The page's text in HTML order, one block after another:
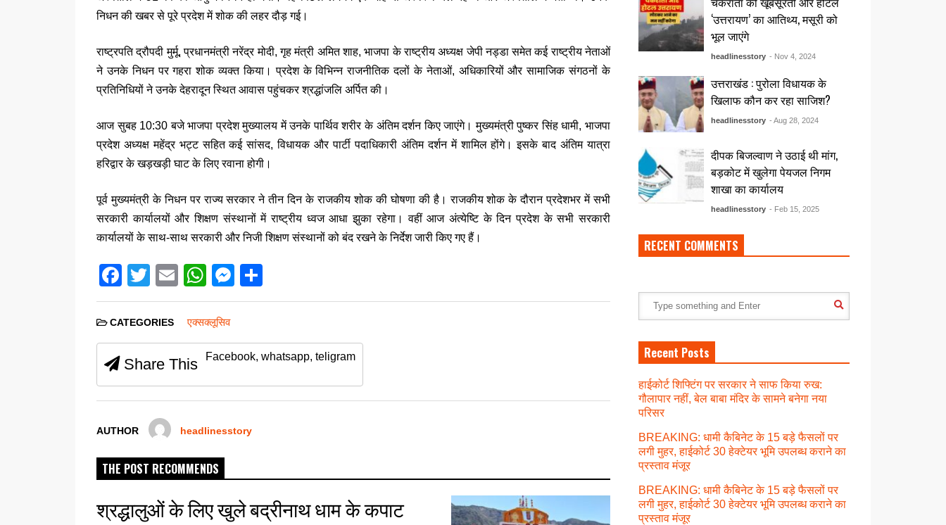
निधन की खबर से पूरे प्रदेश में शोक की लहर दौड़ गई।
राष्ट्रपतिद्रौपदी मुर्मू, प्रधानमंत्रीनरेंद्र मोदी, गृह मंत्री अमित शाह, भाजपा के राष्ट्रीय अध्यक्षजेपी नड्डासमेत कई राष्ट्रीय नेताओं
ने उनके निधन पर गहरा शोक व्यक्त किया। प्रदेश के विभिन्न राजनीतिक दलों के नेताओं, अधिकारियों और सामाजिक संगठनों के
प्रतिनिधियों ने उनके देहरादून स्थित आवास पहुंचकर श्रद्धांजलि अर्पित की।
आज सुबह 10:30 बजे भाजपा प्रदेश मुख्यालय में उनके पार्थिव शरीर के अंतिम दर्शन किए जाएंगे। मुख्यमंत्रीपुष्कर सिंह धामी, भाजपा
प्रदेश अध्यक्षमहेंद्र भट्टसहित कई सांसद, विधायक और पार्टी पदाधिकारी अंतिम दर्शन में शामिल होंगे। इसके बाद अंतिम यात्रा
हरिद्वार के खड़खड़ी घाट के लिए रवाना होगी।
पूर्व मुख्यमंत्री के निधन पर राज्य सरकार ने तीन दिन के राजकीय शोक की घोषणा की है। राजकीय शोक के दौरान प्रदेशभर में सभी
सरकारी कार्यालयों और शिक्षण संस्थानों में राष्ट्रीय ध्वज आधा झुका रहेगा। वहीं आज अंत्येष्टि के दिन प्रदेश के सभी सरकारी
कार्यालयों के साथ-साथ सरकारी और निजी शिक्षण संस्थानों को बंद रखने के निर्देश जारी किए गए हैं।
F
a
c
e
b
o
k
T
wi
tt
er
E
m
ail
W
h
at
s
A
p
M
e
e
n
g
h
e
CATEGORIES एक्सक्लूसिव
Share This Facebook, whatsapp, teligram
AUTHOR headlinesstory
THE POST RECOMMENDS
श्रद्धालुओं के लिए खुले बद्रीनाथ धाम के कपाट
‘उत्तरायण’ का आतिथ्य, मसूरी को
भूल जाएंगे
headlinesstory - Nov 4, 2024
उत्तराखंड : पुरोला विधायक के
खिलाफ कौन कर रहा साजिश?
headlinesstory - Aug 28, 2024
दीपक बिजल्वाण ने उठाई थी मांग,
बड़कोट में खुलेगा पेयजल निगम
शाखा का कार्यालय
headlinesstory - Feb 15, 2025
RECENT COMMENTS
Recent Posts
हाईकोर्ट शिफ्टिंग पर सरकार ने साफ किया रुख:
गौलापार नहीं, बेल बाबा मंदिर के सामने बनेगा नया
परिसर
BREAKING: धामी कैबिनेट के 15 बड़े फैसलों पर
लगी मुहर, हाईकोर्ट 30 हेक्टेयर भूमि उपलब्ध कराने का
प्रस्ताव मंजूर
BREAKING: धामी कैबिनेट के 15 बड़े फैसलों पर
लगी मुहर, हाईकोर्ट 30 हेक्टेयर भूमि उपलब्ध कराने का
प्रस्ताव मंजूर